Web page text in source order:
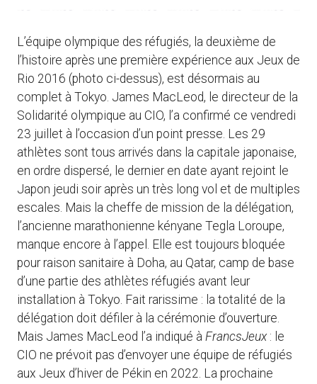
L’équipe olympique des réfugiés, la deuxième de
l’histoire après une première expérience aux Jeux de
Rio 2016 (photo ci-dessus), est désormais au
complet à Tokyo. James MacLeod, le directeur de la
Solidarité olympique au CIO, l’a confirmé ce vendredi
23 juillet à l’occasion d’un point presse. Les 29
athlètes sont tous arrivés dans la capitale japonaise,
en ordre dispersé, le dernier en date ayant rejoint le
Japon jeudi soir après un très long vol et de multiples
escales. Mais la cheffe de mission de la délégation,
l’ancienne marathonienne kényane Tegla Loroupe,
manque encore à l’appel. Elle est toujours bloquée
pour raison sanitaire à Doha, au Qatar, camp de base
d’une partie des athlètes réfugiés avant leur
installation à Tokyo. Fait rarissime : la totalité de la
délégation doit défiler à la cérémonie d’ouverture.
Mais James MacLeod l’a indiqué à FrancsJeux: le
CIO ne prévoit pas d’envoyer une équipe de réfugiés
aux Jeux d’hiver de Pékin en 2022. La prochaine